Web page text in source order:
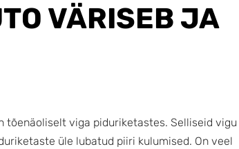
VÄRISEB JA
tõenäoliselt viga piduriketastes. Selliseid vigu
üle lubatud piiri kulumised. On veel